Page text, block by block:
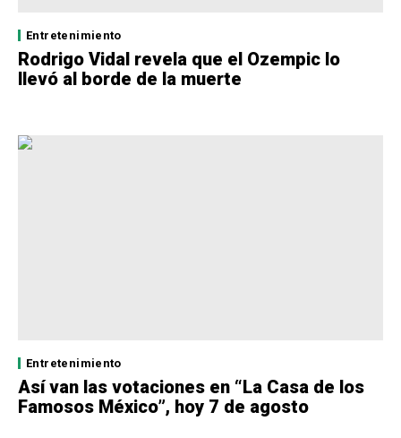
Entretenimiento
Rodrigo Vidal revela que el Ozempic lo
llevó al borde de la muerte
Entretenimiento
Así van las votaciones en “La Casa de los
Famosos México”, hoy 7 de agosto